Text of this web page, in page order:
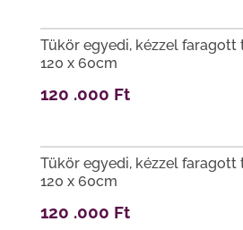
Tükör egyedi, kézzel faragott
120 x 60cm
120 .000 Ft
Tükör egyedi, kézzel faragott
120 x 60cm
120 .000 Ft